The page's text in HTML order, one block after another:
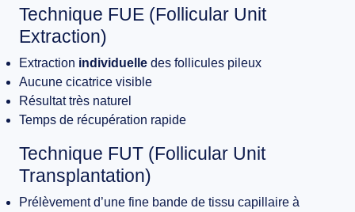
Technique FUE (Follicular Unit
Extraction)
Extraction individuelle des follicules pileux
Aucune cicatrice visible
Résultat très naturel
Temps de récupération rapide
Technique FUT (Follicular Unit
Transplantation)
Prélèvement d’une fine bande de tissu capillaire à